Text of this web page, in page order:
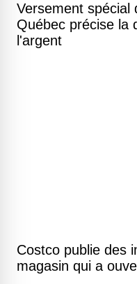
Versement spécial
Québec précise la
l'argent
Costco publie des
magasin qui a